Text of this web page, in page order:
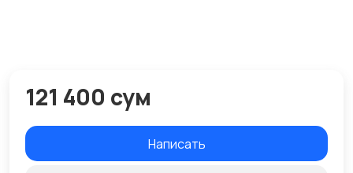
121 400 сум
Написать